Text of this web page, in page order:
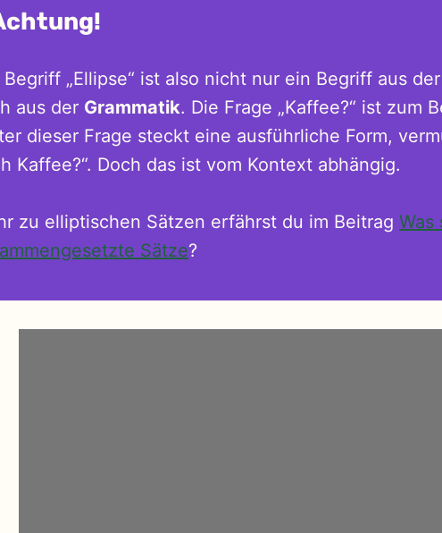
Begriff „Ellipse“ ist also nicht nur ein Begriff aus
aus der Grammatik. Die Frage „Kaffee?“ ist zum
dieser Frage steckt eine ausführliche Form,
Kaffee?“. Doch das ist vom Kontext abhängig.
zu elliptischen Sätzen erfährst du im Beitrag Was
Sätze?